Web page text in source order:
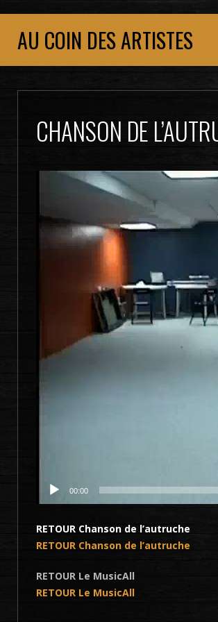
AU COIN DES ARTISTES
CHANSON DE
Lecteur
00:00
RETOUR Chanson de l’autruche
RETOUR Chanson de l’autruche
RETOUR Le MusicAll
RETOUR Le MusicAll